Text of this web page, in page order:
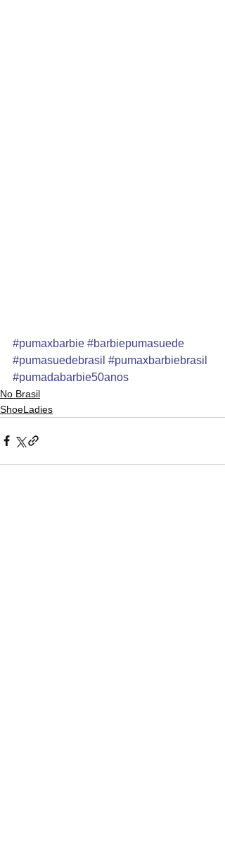
#pumaxbarbie #barbiepumasuede
#pumasuedebrasil #pumaxbarbiebrasil
#pumadabarbie50anos
No Brasil
ShoeLadies